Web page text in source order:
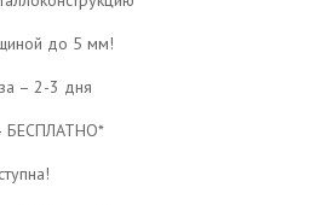
до 5 мм!
– 2-3 дня
БЕСПЛАТНО*